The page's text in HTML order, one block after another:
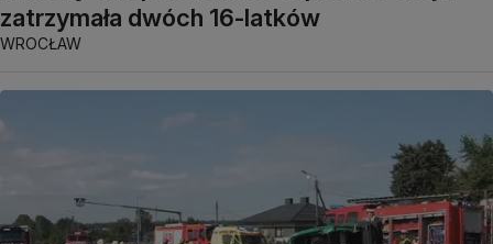
zatrzymała dwóch 16-latków
WROCŁAW